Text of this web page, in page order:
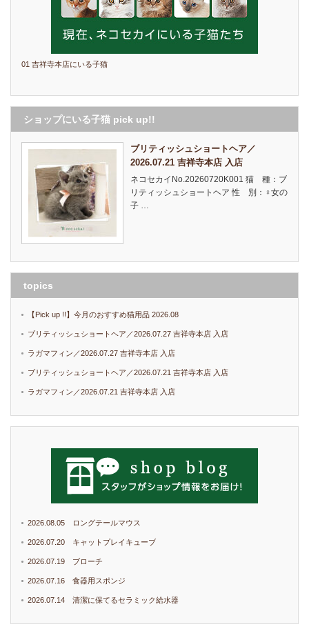
01 吉祥寺本店にいる子猫
ショップにいる子猫 pick up!!
ブリティッシュショートヘア／
2026.07.21 吉祥寺本店 入店
ネコセカイNo.20260720K001 猫 種：ブ
リティッシュショートヘア 性 別：♀女の
子 …
topics
【Pick up !!】今月のおすすめ猫用品 2026.08
ブリティッシュショートヘア／2026.07.27 吉祥寺本店 入店
ラガマフィン／2026.07.27 吉祥寺本店 入店
ブリティッシュショートヘア／2026.07.21 吉祥寺本店 入店
ラガマフィン／2026.07.21 吉祥寺本店 入店
2026.08.05 ロングテールマウス
2026.07.20 キャットプレイキューブ
2026.07.19 ブローチ
2026.07.16 食器用スポンジ
2026.07.14 清潔に保てるセラミック給水器